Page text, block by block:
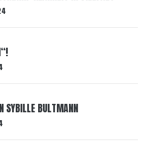
SYBILLE BULTMANN